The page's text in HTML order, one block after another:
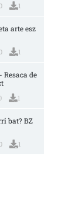
0 1
arte esz
0 1
Resaca de
1
bat? BZ
0 1